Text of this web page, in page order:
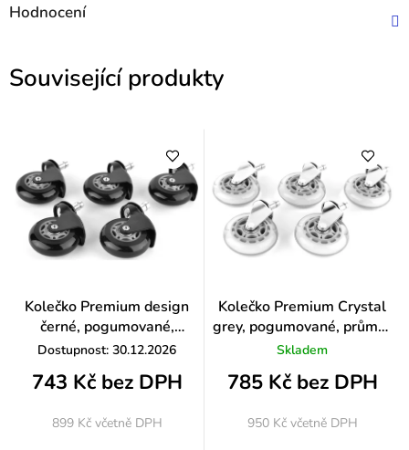
Hodnocení
Související produkty
Kolečko Premium design
černé, pogumované,
průměr 65 mm, čep 11 mm
Dostupnost: 30.12.2026
743 Kč bez DPH
899 Kč včetně DPH
Kolečko Premium Crystal
grey, pogumované, průměr
73 mm, čep 11 mm
Skladem
785 Kč bez DPH
950 Kč včetně DPH